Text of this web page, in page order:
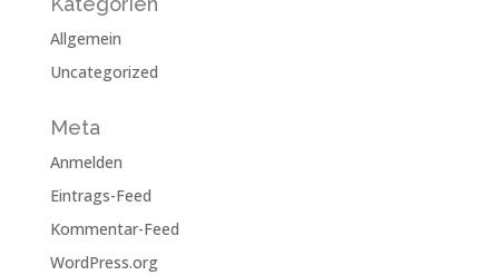
Allgemein
Uncategorized
Meta
Anmelden
Eintrags-Feed
Kommentar-Feed
WordPress.org